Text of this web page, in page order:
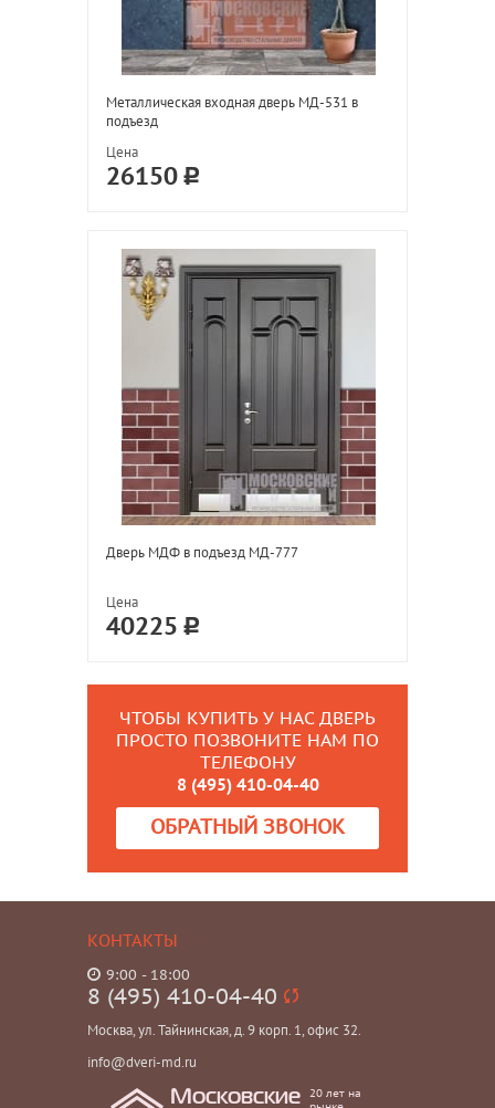
Металлическая входная дверь МД-531 в
подъезд
Цена
26150
Дверь МДФ в подъезд МД-777
Цена
40225
ЧТОБЫ КУПИТЬ У НАС ДВЕРЬ
ПРОСТО ПОЗВОНИТЕ НАМ ПО
ТЕЛЕФОНУ
8 (495) 410-04-40
ОБРАТНЫЙ ЗВОНОК
КОНТАКТЫ
9:00 - 18:00
8 (495) 410-04-40
Москва, ул. Тайнинская, д. 9 корп. 1, офис 32.
info@dveri-md.ru
Московские
20 лет на